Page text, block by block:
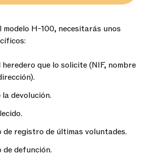
H-100, necesitarás unos
que lo solicite (NIF, nombre
devolución.
registro de últimas voluntades.
defunción.